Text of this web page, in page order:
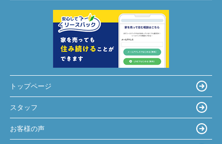
トップページ
スタッフ
お客様の声